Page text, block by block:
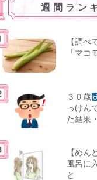
週間ラン
【調べ
「マコ
３０歳
っけん
た結果
【めん
風呂に
と